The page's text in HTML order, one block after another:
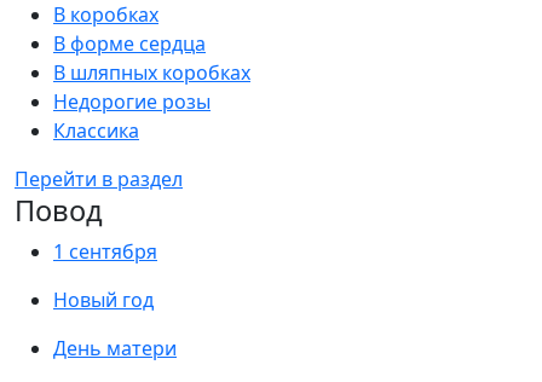
В коробках
В форме сердца
В шляпных коробках
Недорогие розы
Классика
Перейти в раздел
Повод
1 сентября
Новый год
День матери